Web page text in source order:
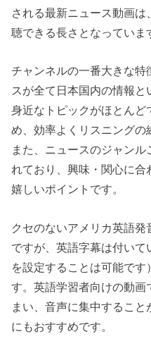
される最新ニュース動画
聴できる長さとなっていま
チャンネルの一番大きな
スが全て日本国内の情報
身近なトピックがほとんど
め、効率よくリスニングの
また、ニュースのジャン
れており、興味・関心に合
嬉しいポイントです。
クセのないアメリカ英語
ですが、英語字幕は付い
を設定することは可能です
す。英語学習者向けの動画
まい、音声に集中するこ
にもおすすめです。